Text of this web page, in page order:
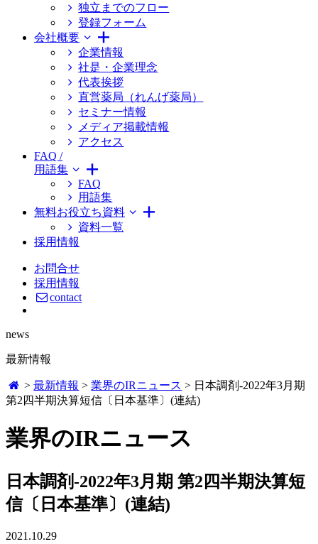
独立までのフロー
登録フォーム
会社概要
企業情報
社是・企業理念
代表挨拶
直営薬局（れんげ薬局）
セミナー情報
メディア掲載情報
アクセス
FAQ /
用語集
FAQ
用語集
無料お役立ち資料
資料一覧
採用情報
お問合せ
採用情報
contact
news
最新情報
>最新情報 >業界のIRニュース > 日本調剤-2022年3月期
第2四半期決算短信〔日本基準〕(連結)
業界のIRニュース
日本調剤-2022年3月期 第2四半期決算短
信〔日本基準〕(連結)
2021.10.29